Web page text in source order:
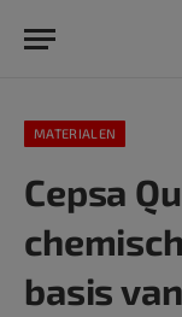
MATERIALEN
Cepsa
basis